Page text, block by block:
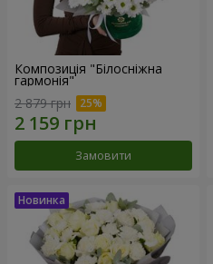
Композиція "Білосніжна
гармонія"
2 879 грн
Замовити